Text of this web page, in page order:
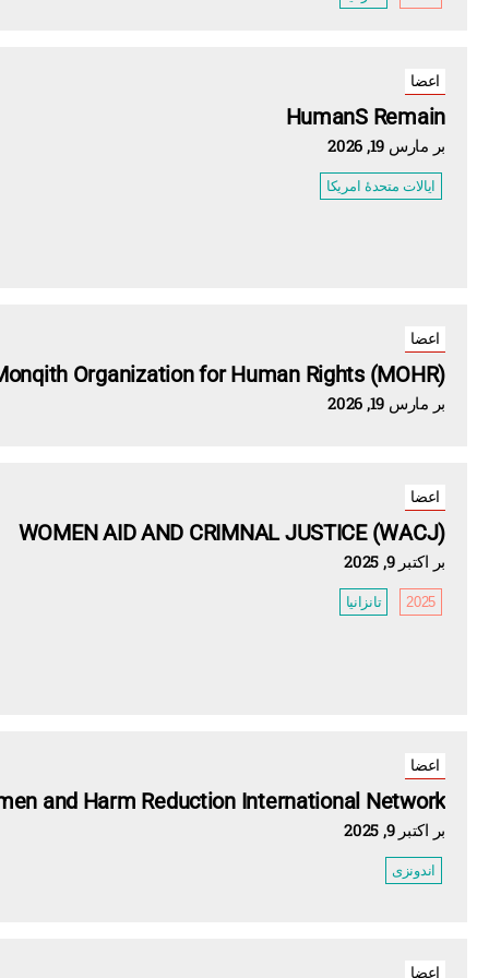
اعضا
HumanS Remain
بر مارس 19, 2026
ایالات متحدهٔ امریکا
اعضا
Organization for Human Rights (MOHR)
بر مارس 19, 2026
اعضا
WOMEN AID AND CRIMNAL JUSTICE (WACJ)
بر اکتبر 9, 2025
2025 تانزانیا
اعضا
and Harm Reduction International Network
بر اکتبر 9, 2025
اندونزی
اعضا